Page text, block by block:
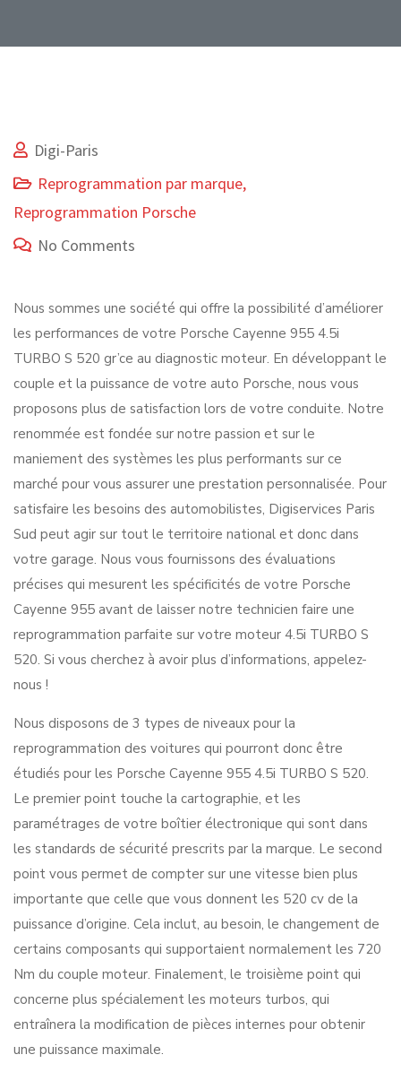
Digi-Paris
Reprogrammation par marque,
Reprogrammation Porsche
No Comments
Nous sommes une société qui offre la possibilité d’améliorer
les performances de votre Porsche Cayenne 955 4.5i
TURBO S 520 gr’ce au diagnostic moteur. En développant le
couple et la puissance de votre auto Porsche, nous vous
proposons plus de satisfaction lors de votre conduite. Notre
renommée est fondée sur notre passion et sur le
maniement des systèmes les plus performants sur ce
marché pour vous assurer une prestation personnalisée. Pour
satisfaire les besoins des automobilistes, Digiservices Paris
Sud peut agir sur tout le territoire national et donc dans
votre garage. Nous vous fournissons des évaluations
précises qui mesurent les spécificités de votre Porsche
Cayenne 955 avant de laisser notre technicien faire une
reprogrammation parfaite sur votre moteur 4.5i TURBO S
520. Si vous cherchez à avoir plus d’informations, appelez-
nous !
Nous disposons de 3 types de niveaux pour la
reprogrammation des voitures qui pourront donc être
étudiés pour les Porsche Cayenne 955 4.5i TURBO S 520.
Le premier point touche la cartographie, et les
paramétrages de votre boîtier électronique qui sont dans
les standards de sécurité prescrits par la marque. Le second
point vous permet de compter sur une vitesse bien plus
importante que celle que vous donnent les 520 cv de la
puissance d’origine. Cela inclut, au besoin, le changement de
certains composants qui supportaient normalement les 720
Nm du couple moteur. Finalement, le troisième point qui
concerne plus spécialement les moteurs turbos, qui
entraînera la modification de pièces internes pour obtenir
une puissance maximale.